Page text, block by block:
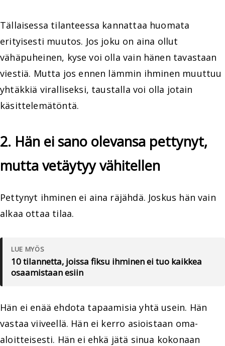
Tällaisessa tilanteessa kannattaa huomata
erityisesti muutos. Jos joku on aina ollut
vähäpuheinen, kyse voi olla vain hänen tavastaan
viestiä. Mutta jos ennen lämmin ihminen muuttuu
yhtäkkiä viralliseksi, taustalla voi olla jotain
käsittelemätöntä.
2. Hän ei sano olevansa pettynyt,
mutta vetäytyy vähitellen
Pettynyt ihminen ei aina räjähdä. Joskus hän vain
alkaa ottaa tilaa.
LUE MYÖS
10 tilannetta, joissa fiksu ihminen ei tuo kaikkea
osaamistaan esiin
Hän ei enää ehdota tapaamisia yhtä usein. Hän
vastaa viiveellä. Hän ei kerro asioistaan oma-
aloitteisesti. Hän ei ehkä jätä sinua kokonaan